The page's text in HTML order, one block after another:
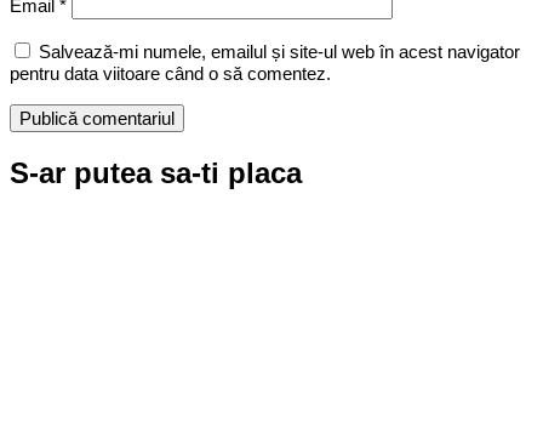
Email *
Salvează-mi numele, emailul și site-ul web în acest navigator
pentru data viitoare când o să comentez.
S-ar putea sa-ti placa